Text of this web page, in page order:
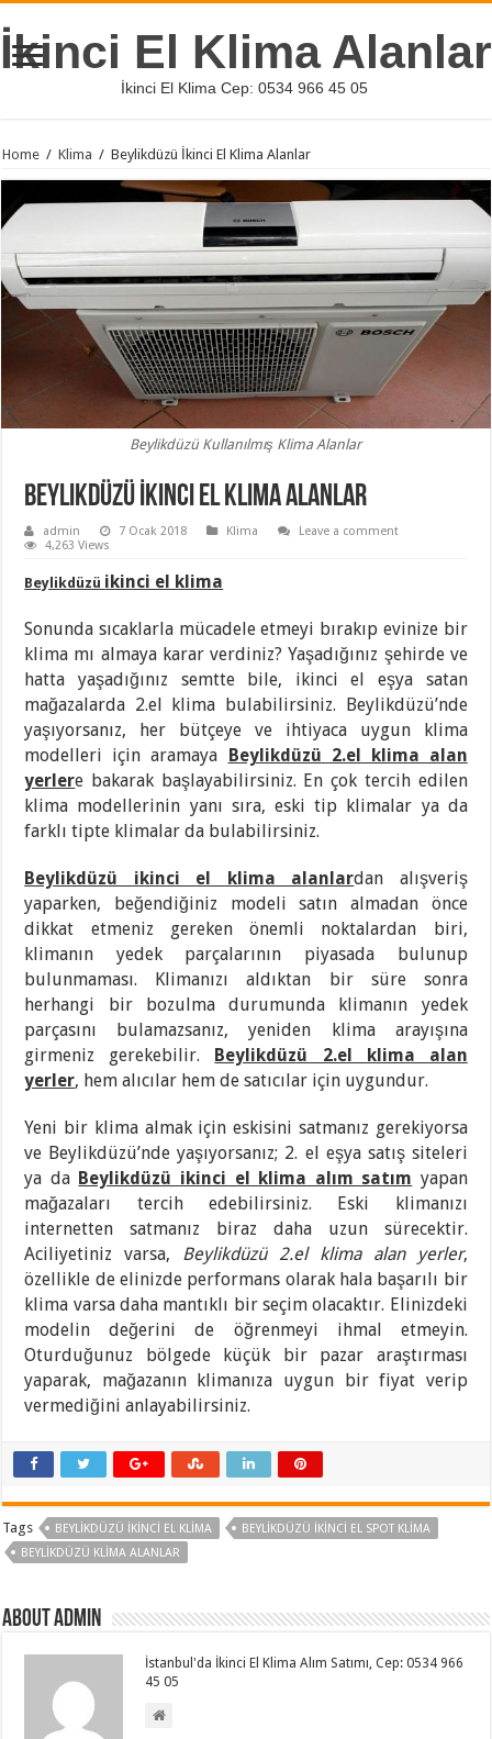
İkinci El Klima Alanlar
İkinci El Klima Cep: 0534 966 45 05
Home / Klima / Beylikdüzü İkinci El Klima Alanlar
Beylikdüzü Kullanılmış Klima Alanlar
Beylikdüzü İkinci El Klima Alanlar
admin 7 Ocak 2018 Klima
Leave a comment
4,263 Views
Beylikdüzü ikinci el klima
Sonunda sıcaklarla mücadele etmeyi bırakıp evinize bir
klima mı almaya karar verdiniz? Yaşadığınız şehirde ve
hatta yaşadığınız semtte bile, ikinci el eşya satan
mağazalarda 2.el klima bulabilirsiniz. Beylikdüzü’nde
yaşıyorsanız, her bütçeye ve ihtiyaca uygun klima
modelleri için aramaya
Beylikdüzü 2.el klima alan
yerlere bakarak başlayabilirsiniz. En çok tercih edilen
klima modellerinin yanı sıra, eski tip klimalar ya da
farklı tipte klimalar da bulabilirsiniz.
Beylikdüzü ikinci el klima alanlardan alışveriş
yaparken, beğendiğiniz modeli satın almadan önce
dikkat etmeniz gereken önemli noktalardan biri,
klimanın yedek parçalarının piyasada bulunup
bulunmaması. Klimanızı aldıktan bir süre sonra
herhangi bir bozulma durumunda klimanın yedek
parçasını bulamazsanız, yeniden klima arayışına
girmeniz gerekebilir.
Beylikdüzü 2.el klima alan
yerler, hem alıcılar hem de satıcılar için uygundur.
Yeni bir klima almak için eskisini satmanız gerekiyorsa
ve Beylikdüzü’nde yaşıyorsanız; 2. el eşya satış siteleri
ya da Beylikdüzü ikinci el klima alım satım yapan
mağazaları tercih edebilirsiniz. Eski klimanızı
internetten satmanız biraz daha uzun sürecektir.
Aciliyetiniz varsa, Beylikdüzü 2.el klima alan yerler,
özellikle de elinizde performans olarak hala başarılı bir
klima varsa daha mantıklı bir seçim olacaktır. Elinizdeki
modelin değerini de öğrenmeyi ihmal etmeyin.
Oturduğunuz bölgede küçük bir pazar araştırması
yaparak, mağazanın klimanıza uygun bir fiyat verip
vermediğini anlayabilirsiniz.
Tags BEYLIKDÜZÜ İKINCI EL KLIMA
BEYLIKDÜZÜ İKINCI EL SPOT KLIMA
BEYLIKDÜZÜ KLIMA ALANLAR
About admin
İstanbul'da İkinci El Klima Alım Satımı, Cep: 0534 966
45 05